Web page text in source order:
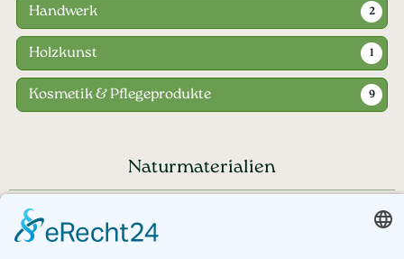
Handwerk 2
Holzkunst 1
Kosmetik & Pflegeprodukte 9
Naturmaterialien